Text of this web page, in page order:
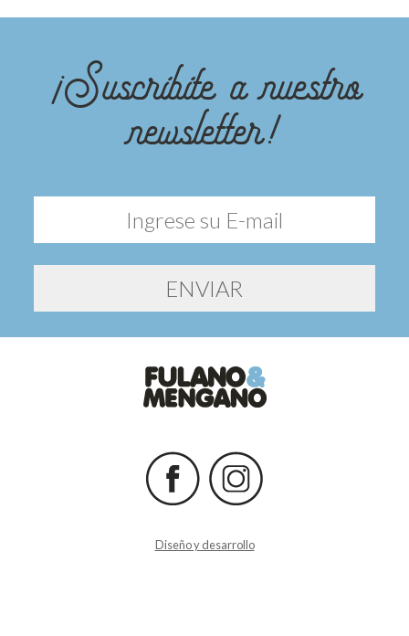
¡Suscribite a nuestro
newsletter!
Diseño y desarrollo